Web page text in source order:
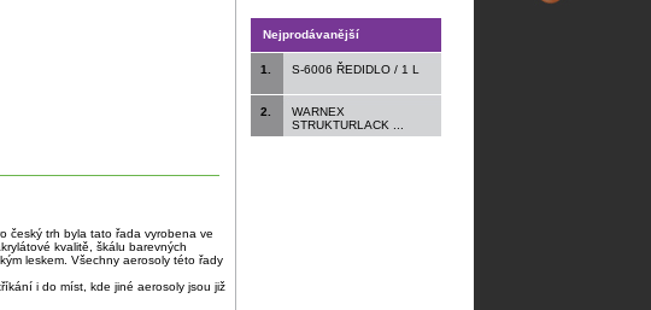
český trh byla tato řada vyrobena ve
kvalitě, škálu barevných
leskem. Všechny aerosoly této řady
i do míst, kde jiné aerosoly jsou již
Nejprodávanější
1. S-6006 ŘEDIDLO / 1 L
2.
WARNEX
STRUKTURLACK ...